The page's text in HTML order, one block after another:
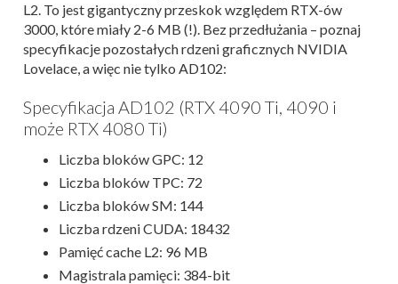
L2. To jest gigantyczny przeskok względem RTX-ów
3000, które miały 2-6 MB (!). Bez przedłużania – poznaj
specyfikacje pozostałych rdzeni graficznych NVIDIA
Lovelace, a więc nie tylko AD102:
Specyfikacja AD102 (RTX 4090 Ti, 4090 i
może RTX 4080 Ti)
Liczba bloków GPC: 12
Liczba bloków TPC: 72
Liczba bloków SM: 144
Liczba rdzeni CUDA: 18432
Pamięć cache L2: 96 MB
Magistrala pamięci: 384-bit